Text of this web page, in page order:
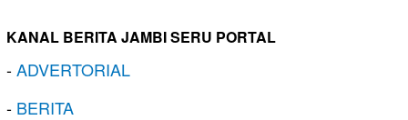
KANAL BERITA JAMBI SERU PORTAL
-ADVERTORIAL
- BERITA